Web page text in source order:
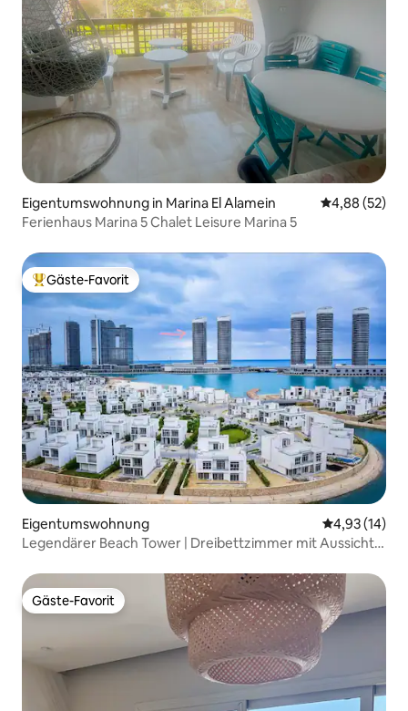
Eigentumswohnung in Marina El Alamein
4,88 (52)
Ferienhaus Marina 5 Chalet Leisure Marina 5
Beliebter Gäste-Favorit.
Gäste-Favorit
Eigentumswohnung
4,93 (14)
Legendärer Beach Tower | Dreibettzimmer mit Aussicht |
Gäste-Favorit
Gäste-Favorit